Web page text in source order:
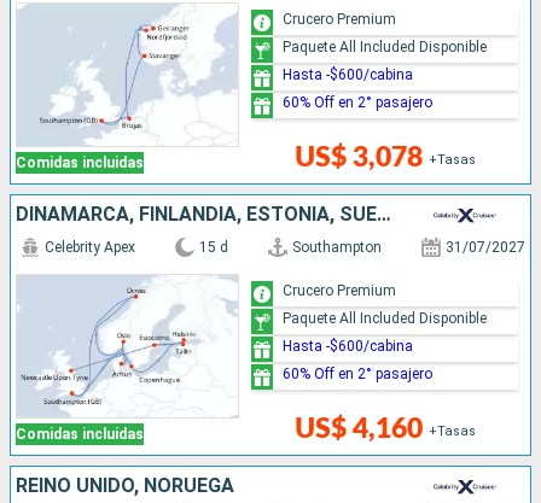
Comidas incluidas US$ 3,078 +Tasas
Crucero Premium
Paquete All Included Disponible
Hasta -$600/cabina
60% Off en 2° pasajero
DINAMARCA, FINLANDIA, ESTONIA, SUECIA, REINO UNIDO, NORUEGA
Comidas incluidas
Celebrity Apex 15 d Southampton 31/07/2027
US$ 4,160 +Tasas
Crucero Premium
Paquete All Included Disponible
Hasta -$600/cabina
60% Off en 2° pasajero
REINO UNIDO, NORUEGA